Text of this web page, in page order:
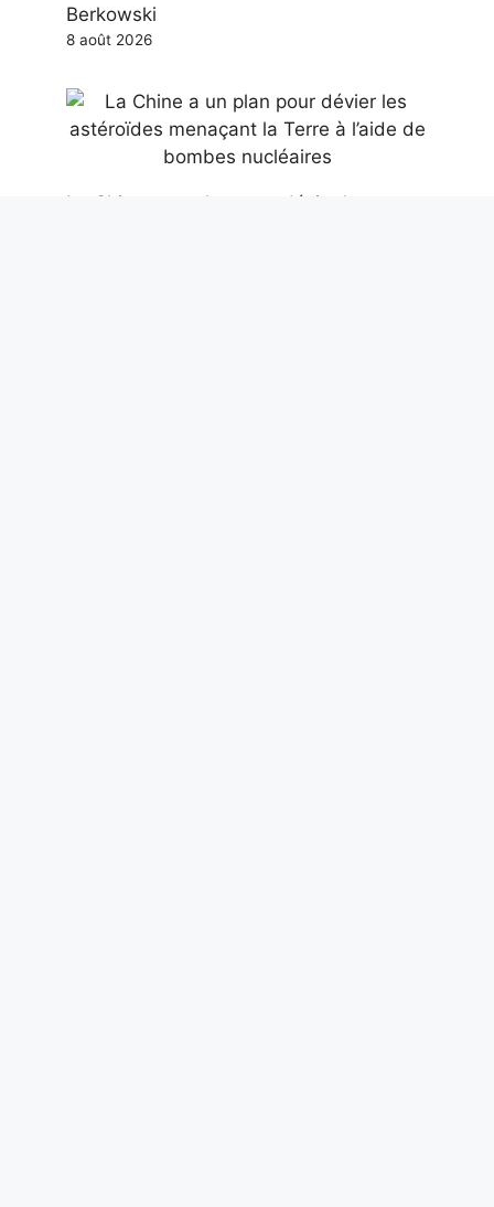
Berkowski
8 août 2026
La Chine a un plan pour dévier les